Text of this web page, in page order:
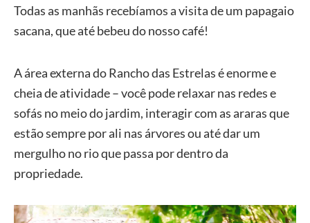
Todas as manhãs recebíamos a visita de um papagaio
sacana, que até bebeu do nosso café!
A área externa do Rancho das Estrelas é enorme e
cheia de atividade – você pode relaxar nas redes e
sofás no meio do jardim, interagir com as araras que
estão sempre por ali nas árvores ou até dar um
mergulho no rio que passa por dentro da
propriedade.